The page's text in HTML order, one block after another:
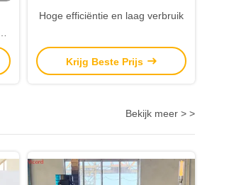
Hoge efficiëntie en laag verbruik
Krijg Beste Prijs
Bekijk meer > >